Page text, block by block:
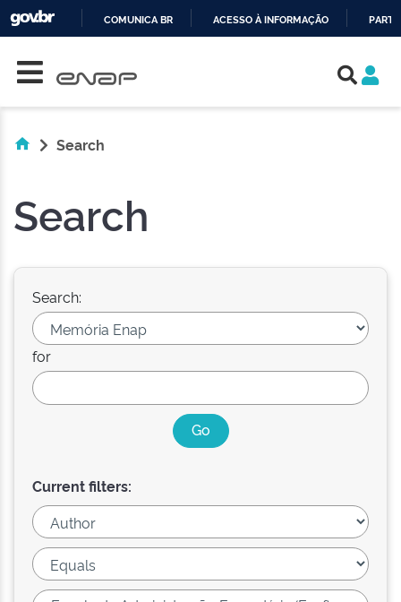
COMUNICA BR ACESSO À INFORMAÇÃO
Search
Search
Search:
for
Current filters: